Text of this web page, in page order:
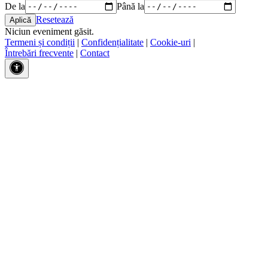
De la
Până la
Resetează
Niciun eveniment găsit.
Termeni și condiții | Confidențialitate | Cookie-uri |
Întrebări frecvente | Contact